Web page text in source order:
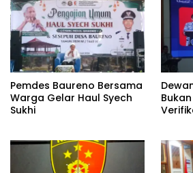
Pemdes Baureno Bersama
Warga Gelar Haul Syech
Sukhi